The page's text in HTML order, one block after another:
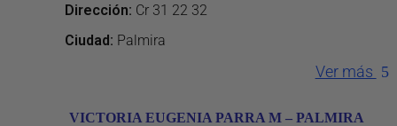
Dirección: Cr 31 22 32
Ciudad: Palmira
Ver más
VICTORIA EUGENIA PARRA M – PALMIRA